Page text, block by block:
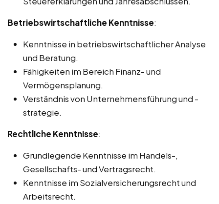
Betriebswirtschaftliche Kenntnisse:
Kenntnisse in betriebswirtschaftlicher Analyse
und Beratung.
Fähigkeiten im Bereich Finanz- und
Vermögensplanung.
Verständnis von Unternehmensführung und -
strategie.
Rechtliche Kenntnisse:
Grundlegende Kenntnisse im Handels-,
Gesellschafts- und Vertragsrecht.
Kenntnisse im Sozialversicherungsrecht und
Arbeitsrecht.